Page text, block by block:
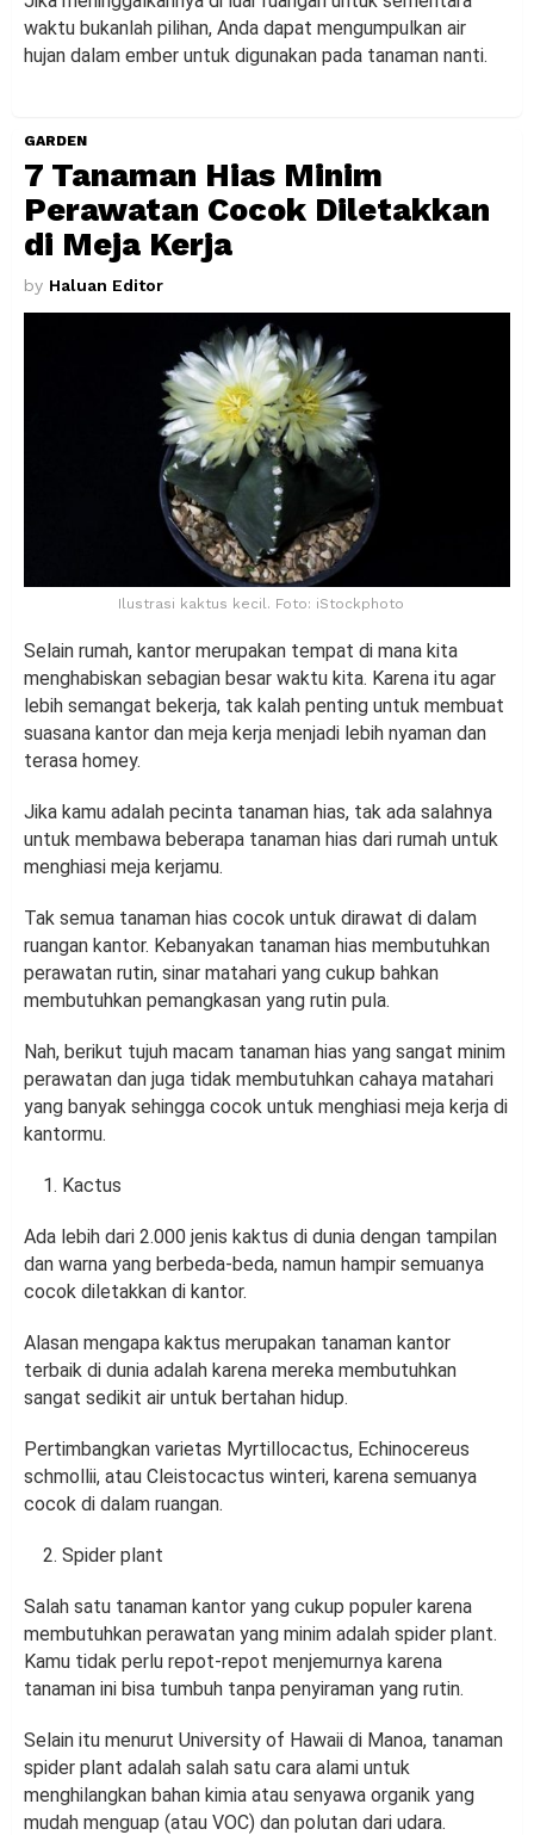
waktu bukanlah pilihan, Anda dapat mengumpulkan air
hujan dalam ember untuk digunakan pada tanaman nanti.
GARDEN
7 Tanaman Hias Minim
Perawatan Cocok Diletakkan
di Meja Kerja
by Haluan Editor
Ilustrasi kaktus kecil. Foto: iStockphoto
Selain rumah, kantor merupakan tempat di mana kita
menghabiskan sebagian besar waktu kita. Karena itu agar
lebih semangat bekerja, tak kalah penting untuk membuat
suasana kantor dan meja kerja menjadi lebih nyaman dan
terasa homey.
Jika kamu adalah pecinta tanaman hias, tak ada salahnya
untuk membawa beberapa tanaman hias dari rumah untuk
menghiasi meja kerjamu.
Tak semua tanaman hias cocok untuk dirawat di dalam
ruangan kantor. Kebanyakan tanaman hias membutuhkan
perawatan rutin, sinar matahari yang cukup bahkan
membutuhkan pemangkasan yang rutin pula.
Nah, berikut tujuh macam tanaman hias yang sangat minim
perawatan dan juga tidak membutuhkan cahaya matahari
yang banyak sehingga cocok untuk menghiasi meja kerja di
kantormu.
Kactus
Ada lebih dari 2.000 jenis kaktus di dunia dengan tampilan
dan warna yang berbeda-beda, namun hampir semuanya
cocok diletakkan di kantor.
Alasan mengapa kaktus merupakan tanaman kantor
terbaik di dunia adalah karena mereka membutuhkan
sangat sedikit air untuk bertahan hidup.
Pertimbangkan varietas Myrtillocactus, Echinocereus
schmollii, atau Cleistocactus winteri, karena semuanya
cocok di dalam ruangan.
Spider plant
Salah satu tanaman kantor yang cukup populer karena
membutuhkan perawatan yang minim adalah spider plant.
Kamu tidak perlu repot-repot menjemurnya karena
tanaman ini bisa tumbuh tanpa penyiraman yang rutin.
Selain itu menurut University of Hawaii di Manoa, tanaman
spider plant adalah salah satu cara alami untuk
menghilangkan bahan kimia atau senyawa organik yang
mudah menguap (atau VOC) dan polutan dari udara.